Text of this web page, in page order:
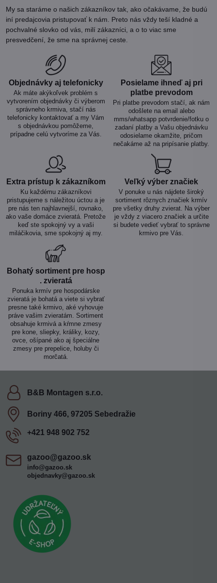
My sa staráme o našich zákazníkov tak, ako očakávame, že budú
iní predajcovia pristupovať k nám. Preto nás vždy teší kladné a
pochvalné slovko od vás, milí zákazníci, a o to viac sme
presvedčení, že sme na správnej ceste.
Objednávky aj telefonicky
Ak máte akýkoľvek problém s
vytvorením objednávky či výberom
správneho krmiva, stačí nás
telefonicky kontaktovať a my Vám
s objednávkou pomôžeme,
prípadne celú vytvoríme za Vás.
Posielame ihneď aj pri
platbe prevodom
Pri platbe prevodom stačí, ak nám
odošlete na email alebo
mms/whatsapp potvrdenie/fotku o
zadaní platby a Vašu objednávku
odosielame okamžite, pričom
nečakáme až na pripísanie platby.
Extra prístup k zákazníkom
Ku každému zákazníkovi
pristupujeme s náležitou úctou a je
pre nás ten najhlavnejší, rovnako,
ako vaše domáce zvieratá. Pretože
keď ste spokojný vy a vaši
miláčikovia, sme spokojný aj my.
Veľký výber značiek
V ponuke u nás nájdete široký
sortiment rôznych značiek krmív
pre všetky druhy zvierat. Na výber
je vždy z viacero značiek a určite
si budete vedieť vybrať to správne
krmivo pre Vás.
Bohatý sortiment pre hosp​
. zvieratá
Ponuka krmív pre hospodárske
zvieratá je bohatá a viete si vybrať
presne také krmivo, aké vyhovuje
práve vašim zvieratám. Sortiment
obsahuje krmivá a kŕmne zmesy
pre kone, sliepky, králiky, kozy,
ovce, ošípané ako aj špeciálne
zmesy pre prepelice, holuby či
morčatá.
B&B Montagen s​.r​.o​.
Boriny 466, 97205 Sebedražie
+421 948 902 752
gazoo​@gazoo​.sk
info@gazoo.sk
objednavky@gazoo.sk